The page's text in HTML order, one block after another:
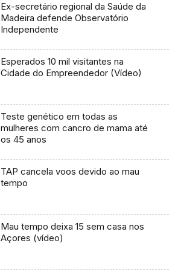
Ex-secretário regional da Saúde da
Madeira defende Observatório
Independente
Esperados 10 mil visitantes na
Cidade do Empreendedor (Vídeo)
Teste genético em todas as
mulheres com cancro de mama até
os 45 anos
TAP cancela voos devido ao mau
tempo
Mau tempo deixa 15 sem casa nos
Açores (vídeo)